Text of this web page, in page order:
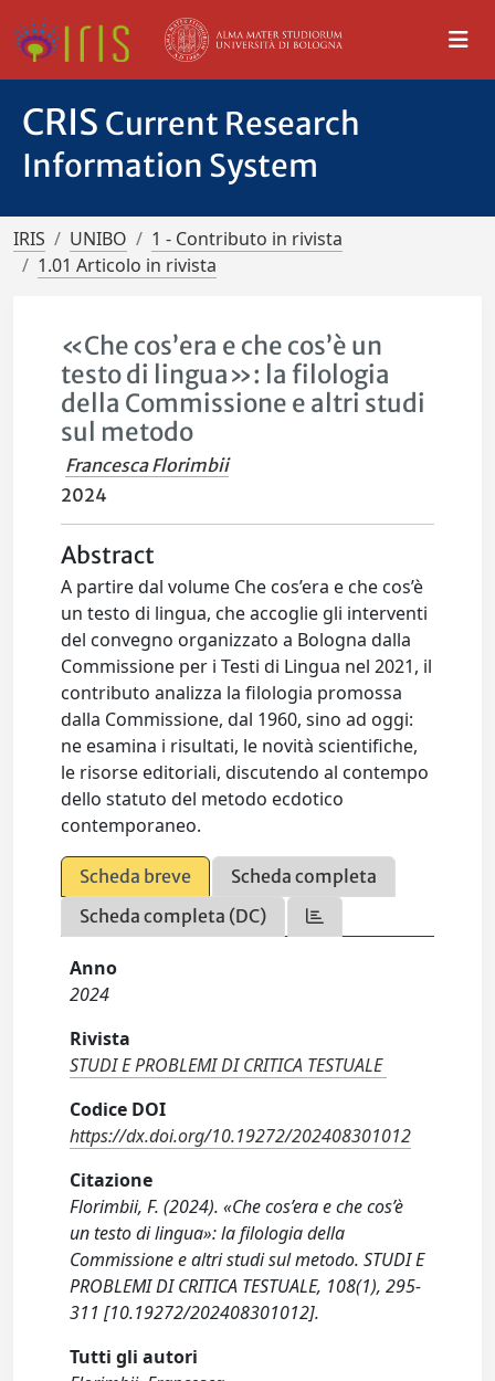
CRIS Current Research
Information System
IRIS UNIBO
1 - Contributo in rivista
1.01 Articolo in rivista
«Che cos’era e che cos’è un
testo di lingua»: la filologia
della Commissione e altri studi
sul metodo
Francesca Florimbii
2024
Abstract
A partire dal volume Che cos’era e che cos’è
un testo di lingua, che accoglie gli interventi
del convegno organizzato a Bologna dalla
Commissione per i Testi di Lingua nel 2021, il
contributo analizza la filologia promossa
dalla Commissione, dal 1960, sino ad oggi:
ne esamina i risultati, le novità scientifiche,
le risorse editoriali, discutendo al contempo
dello statuto del metodo ecdotico
contemporaneo.
Scheda breve
Scheda completa
Scheda completa (DC)
Anno
2024
Rivista
STUDI E PROBLEMI DI CRITICA TESTUALE
Codice DOI
https://dx.doi.org/10.19272/202408301012
Citazione
Florimbii, F. (2024). «Che cos’era e che cos’è
un testo di lingua»: la filologia della
Commissione e altri studi sul metodo. STUDI E
PROBLEMI DI CRITICA TESTUALE, 108(1), 295-
311 [10.19272/202408301012].
Tutti gli autori